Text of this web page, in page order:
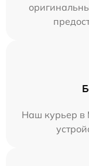
Наш курьер в